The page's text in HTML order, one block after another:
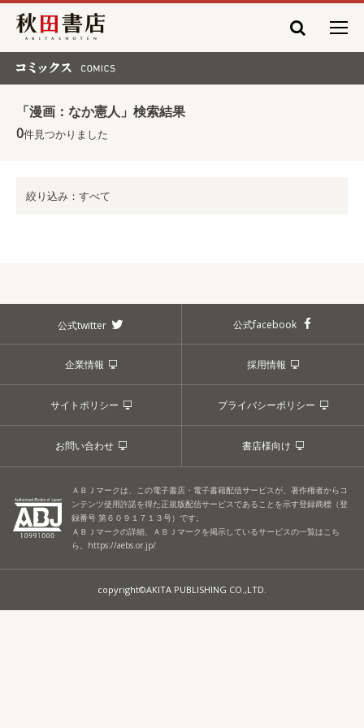
秋田書店
「漫画：なか憲人」検索結果
0件見つかりました
絞り込み：すべて
公式twitter 公式facebook
企業情報 採用情報
サイトポリシー プライバシーポリシー
お問い合わせ 書店様向け
ＡＢＪマークは、この電子書店・電子書籍配信サービスが、著作権者からコ
ンテンツ使用許諾を得た正規版配信サービスであることを示す登録商標（登
録番号 第６０９１７１３号）です。
ＡＢＪマークの詳細、ＡＢＪマークを掲示しているサービスの一覧はこち
ら。 https://aebs.or.jp/
copyright©AKITA PUBLISHING CO.,LTD.